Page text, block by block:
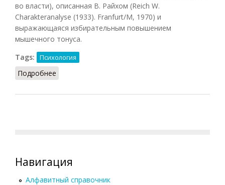
во власти), описанная В. Райхом (Reich W.
Charakteranalyse (1933). Franfurt/M, 1970) и
выражающаяся избирательным повышением
мышечного тонуса.
Tags:
Психология
Подробнее
Навигация
Алфавитный справочник